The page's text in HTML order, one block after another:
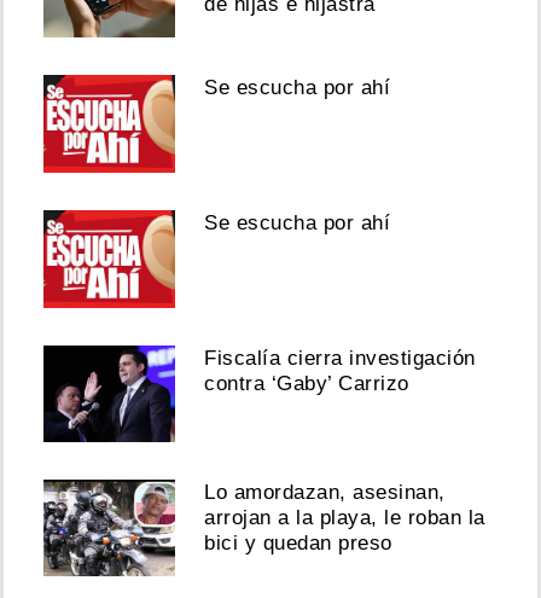
Se escucha por ahí
Se escucha por ahí
Fiscalía cierra investigación
contra ‘Gaby’ Carrizo
Lo amordazan, asesinan,
arrojan a la playa, le roban la
bici y quedan preso